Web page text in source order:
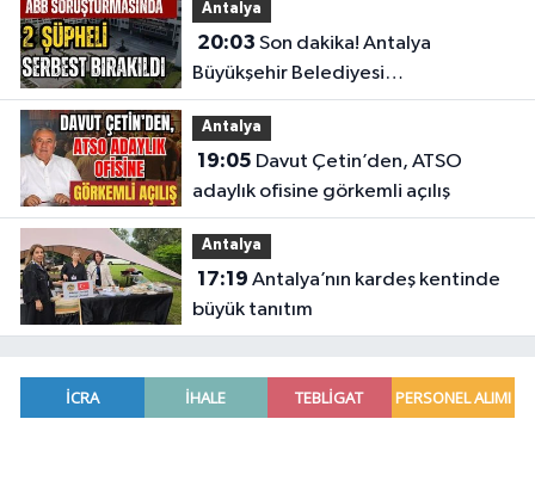
Antalya
20:03
Büyükşehir Belediyesi
soruşturmasında 2 şüpheli serbest
bırakıldı
Antalya
19:05
adaylık ofisine görkemli açılış
Antalya
17:19
büyük tanıtım